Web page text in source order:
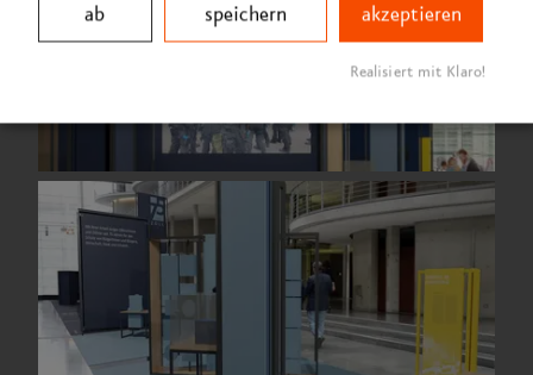
ab
speichern
akzeptieren
Realisiert mit Klaro!